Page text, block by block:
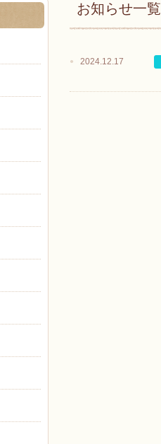
お知らせ一覧
2024.12.17